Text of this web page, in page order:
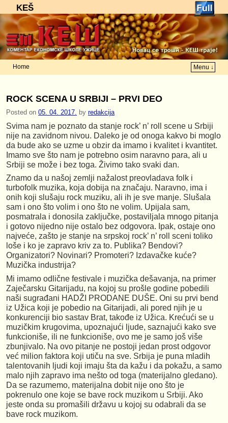
KEŠ
Home
Menu ↓
ROCK SCENA U SRBIJI – PRVI DEO
Posted on 05. 04. 2017. by redakcija
Svima nam je poznato da stanje rock’ n’ roll scene u Srbiji
nije na zavidnom nivou. Daleko je od onoga kakvo bi moglo
da bude ako se uzme u obzir da imamo i kvalitet i kvantitet.
Imamo sve što nam je potrebno osim naravno para, ali u
Srbiji se može i bez toga. Živimo tako svaki dan.
Znamo da u našoj zemlji nažalost preovladava folk i
turbofolk muzika, koja dobija na značaju. Naravno, ima i
onih koji slušaju rock muziku, ali ih je sve manje. Slušala
sam i ono što volim i ono što ne volim. Upijala sam,
posmatrala i donosila zaključke, postaviljala mnogo pitanja
i gotovo nijedno nije ostalo bez odgovora. Ipak, ostaje ono
najveće, zašto je stanje na srpskoj rock’ n’ roll sceni toliko
loše i ko je zapravo kriv za to. Publika? Bendovi?
Organizatori? Novinari? Promoteri? Izdavačke kuće?
Muzička industrija?
Mi imamo odlične festivale i muzička dešavanja, na primer
Zaječarsku Gitarijadu, na kojoj su prošle godine pobedili
naši sugrađani HADŽI PRODANE DUŠE. Oni su prvi bend
iz Užica koji je pobedio na Gitarijadi, ali pored njih je u
konkurenciji bio sastav Brat, takođe iz Užica. Krećući se u
muzičkim krugovima, upoznajući ljude, saznajući kako sve
funkcioniše, ili ne funkcioniše, ovo me je samo još više
zbunjivalo. Na ovo pitanje ne postoji jedan prost odgovor
već milion faktora koji utiču na sve. Srbija je puna mladih
talentovanih ljudi koji imaju šta da kažu i da pokažu, a samo
malo njih zapravo ima nešto od toga (materijalno gledano).
Da se razumemo, materijalna dobit nije ono što je
pokrenulo one koje se bave rock muzikom u Srbiji. Ako
jeste onda su promašili državu u kojoj su odabrali da se
bave rock muzikom.